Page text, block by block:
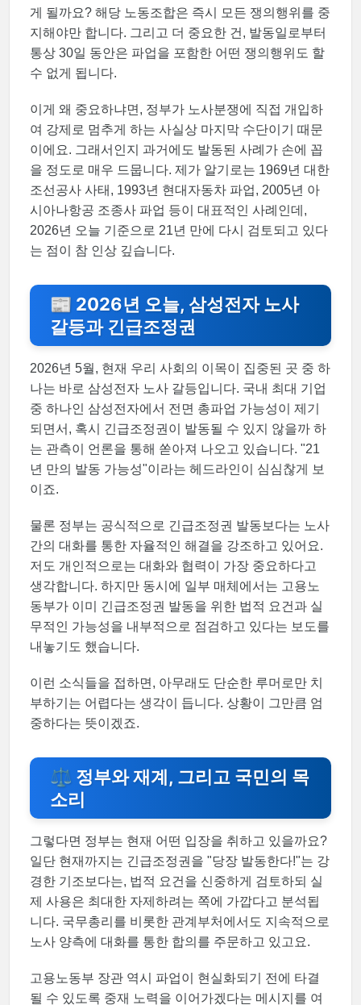
게 될까요? 해당 노동조합은 즉시 모든 쟁의행위를 중
지해야만 합니다. 그리고 더 중요한 건, 발동일로부터
통상 30일 동안은 파업을 포함한 어떤 쟁의행위도 할
수 없게 됩니다.
이게 왜 중요하냐면, 정부가 노사분쟁에 직접 개입하
여 강제로 멈추게 하는 사실상 마지막 수단이기 때문
이에요. 그래서인지 과거에도 발동된 사례가 손에 꼽
을 정도로 매우 드뭅니다. 제가 알기로는 1969년 대한
조선공사 사태, 1993년 현대자동차 파업, 2005년 아
시아나항공 조종사 파업 등이 대표적인 사례인데,
2026년 오늘 기준으로 21년 만에 다시 검토되고 있다
는 점이 참 인상 깊습니다.
📰 2026년 오늘, 삼성전자 노사
갈등과 긴급조정권
2026년 5월, 현재 우리 사회의 이목이 집중된 곳 중 하
나는 바로 삼성전자 노사 갈등입니다. 국내 최대 기업
중 하나인 삼성전자에서 전면 총파업 가능성이 제기
되면서, 혹시 긴급조정권이 발동될 수 있지 않을까 하
는 관측이 언론을 통해 쏟아져 나오고 있습니다. "21
년 만의 발동 가능성"이라는 헤드라인이 심심찮게 보
이죠.
물론 정부는 공식적으로 긴급조정권 발동보다는 노사
간의 대화를 통한 자율적인 해결을 강조하고 있어요.
저도 개인적으로는 대화와 협력이 가장 중요하다고
생각합니다. 하지만 동시에 일부 매체에서는 고용노
동부가 이미 긴급조정권 발동을 위한 법적 요건과 실
무적인 가능성을 내부적으로 점검하고 있다는 보도를
내놓기도 했습니다.
이런 소식들을 접하면, 아무래도 단순한 루머로만 치
부하기는 어렵다는 생각이 듭니다. 상황이 그만큼 엄
중하다는 뜻이겠죠.
⚖️ 정부와 재계, 그리고 국민의 목
소리
그렇다면 정부는 현재 어떤 입장을 취하고 있을까요?
일단 현재까지는 긴급조정권을 "당장 발동한다!"는 강
경한 기조보다는, 법적 요건을 신중하게 검토하되 실
제 사용은 최대한 자제하려는 쪽에 가깝다고 분석됩
니다. 국무총리를 비롯한 관계부처에서도 지속적으로
노사 양측에 대화를 통한 합의를 주문하고 있고요.
고용노동부 장관 역시 파업이 현실화되기 전에 타결
될 수 있도록 중재 노력을 이어가겠다는 메시지를 여